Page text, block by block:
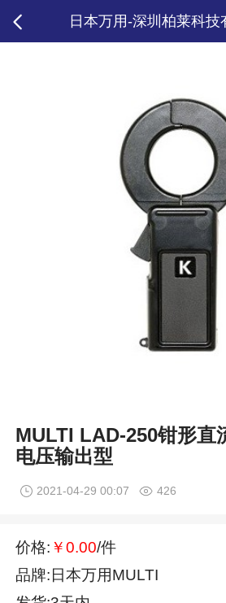
日本万用-深圳柏莱科技
MULTI LAD-250钳形直
电压输出型
2021-04-29 00:07 426
价格: ￥0.00/件
品牌:日本万用MULTI